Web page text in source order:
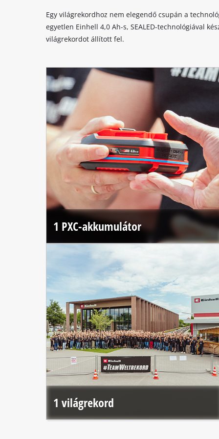
site
with
their
CMP
content
to
the
list
of
technologies
used.
Powered
Usercentrics
Consent
Management
Platform
Egy világrekordhoz nem elegendő csupán a
egyetlen Einhell 4,0 Ah-s, SEALED-technológiával
világrekordot állított fel.
1 PXC-akkumulátor
1 világrekord